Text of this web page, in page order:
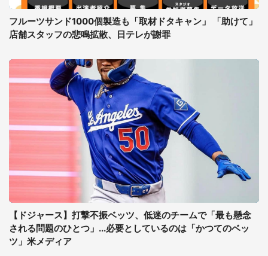
フルーツサンド1000個製造も「取材ドタキャン」 「助けて」
店舗スタッフの悲鳴拡散、日テレが謝罪
【ドジャース】打撃不振ベッツ、低迷のチームで「最も懸念
される問題のひとつ」...必要としているのは「かつてのベッ
ツ」米メディア